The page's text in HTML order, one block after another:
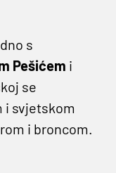
s
Pešićem i
se
i svjetskom
i broncom.